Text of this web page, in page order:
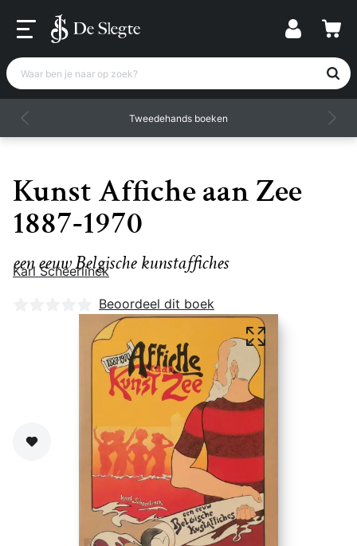
Waar ben je naar op zoek?
Tweedehands boeken
Kunst Affiche aan Zee
1887-1970
een eeuw Belgische kunstaffiches
Karl Scheerlinck
Nog geen beoordelingen
Beoordeel dit boek
Zet op verlanglijst